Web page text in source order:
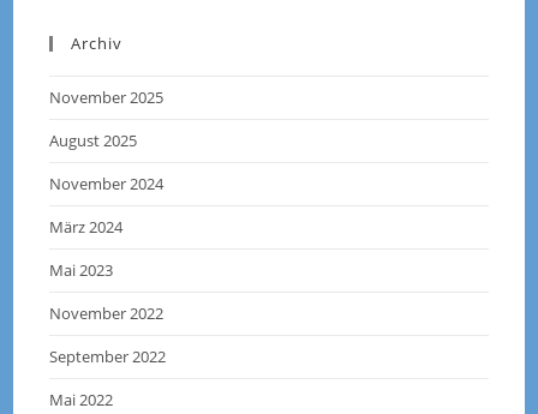
Archiv
November 2025
August 2025
November 2024
März 2024
Mai 2023
November 2022
September 2022
Mai 2022